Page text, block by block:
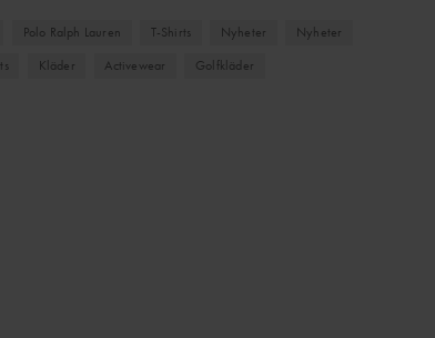
Polo Ralph Lauren T-Shirts Nyheter
Nyheter
Kläder Activewear Golfkläder